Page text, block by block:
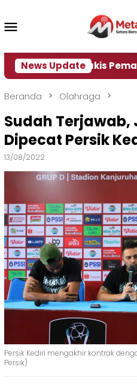
konten
News Update
Lukis Pemadu
Beranda Olahraga
Sudah Terjawab,
Dipecat Persik
13/08/2022
Persik Kediri mengakhir kontrak
Persik)